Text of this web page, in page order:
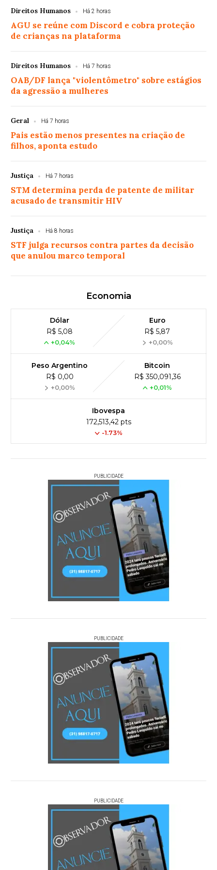
Direitos Humanos Há 2 horas
AGU se reúne com Discord e cobra proteção
de crianças na plataforma
Direitos Humanos Há 7 horas
OAB/DF lança "violentômetro" sobre estágios
da agressão a mulheres
Geral Há 7 horas
Pais estão menos presentes na criação de
filhos, aponta estudo
Justiça Há 7 horas
STM determina perda de patente de militar
acusado de transmitir HIV
Justiça Há 8 horas
STF julga recursos contra partes da decisão
que anulou marco temporal
Economia
Dólar
R$ 5,08
+0,04%
Euro
R$ 5,87
+0,00%
Peso Argentino
R$ 0,00
+0,00%
Bitcoin
R$ 350,091,36
+0,01%
Ibovespa
172,513,42 pts
-1.73%
PUBLICIDADE
PUBLICIDADE
PUBLICIDADE